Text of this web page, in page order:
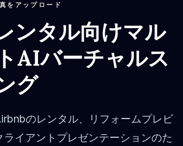
、テーブルの見え方を確認します。
の目安を見つけます。
をアップロード
ンタル向けマル
AIバーチャルス
グ
のレンタル、リフォームプレビ
ライアントプレゼンテーションのた